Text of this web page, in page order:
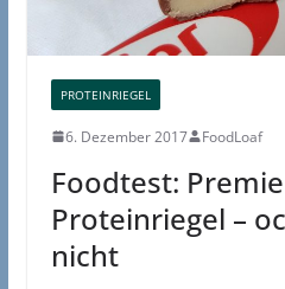
PROTEINRIEGEL
6. Dezember 2017 FoodLoaf
Foodtest:
Proteinriegel –
nicht